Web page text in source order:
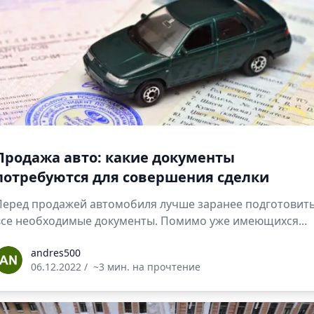
авто: какие документы
для совершения сделки
продажей автомобиля лучше заранее
необходимые документы. Помимо уже имеющихся...
andres500
06.12.2022 / ~3 мин. на прочтение